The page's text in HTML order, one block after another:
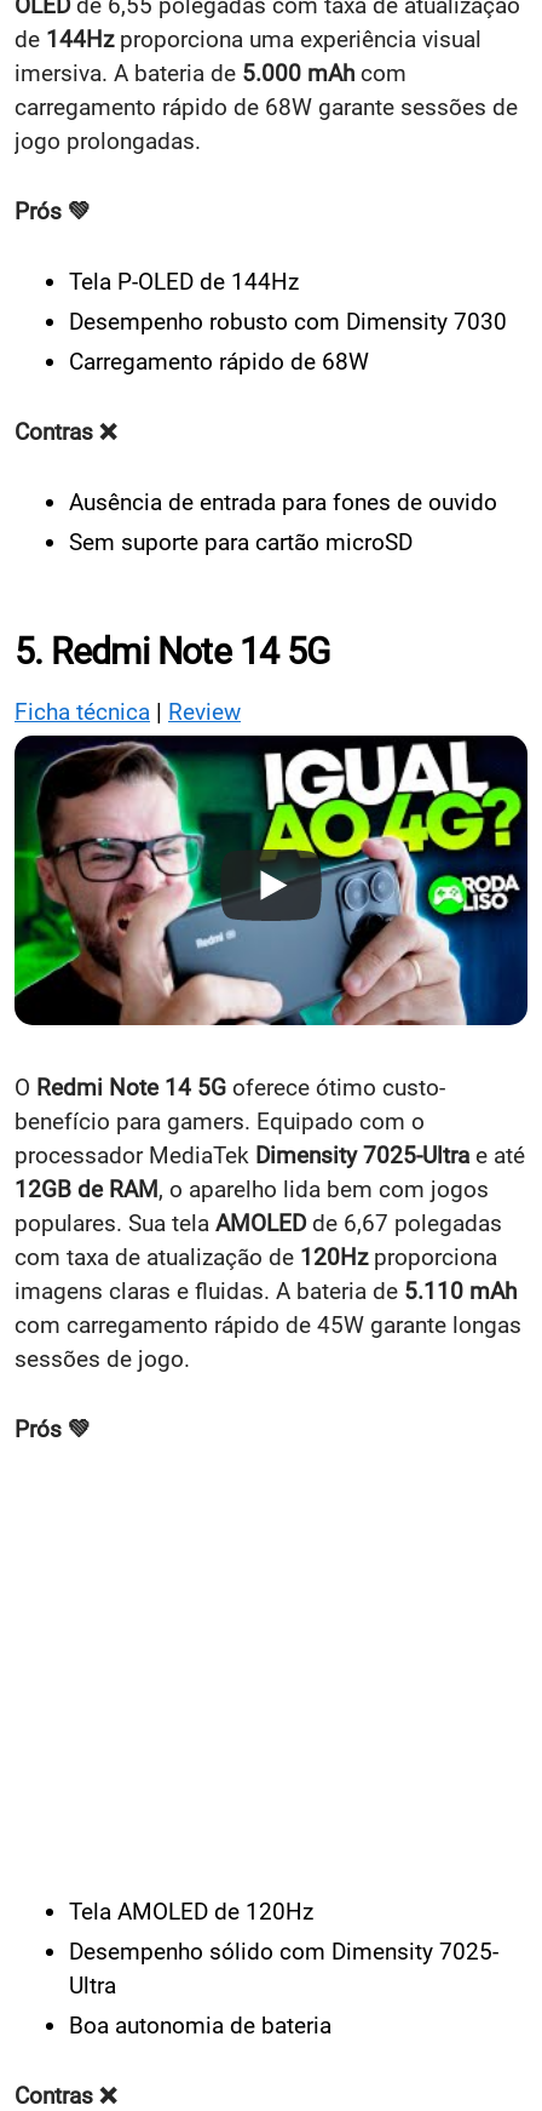
de 144Hz proporciona uma experiência visual
imersiva. A bateria de 5.000 mAh com
carregamento rápido de 68W garante sessões de
jogo prolongadas.
Prós 💚
Tela P-OLED de 144Hz
Desempenho robusto com Dimensity 7030
Carregamento rápido de 68W
Contras ❌
Ausência de entrada para fones de ouvido
Sem suporte para cartão microSD
5. Redmi Note 14 5G
Ficha técnica | Review
O Redmi Note 14 5G oferece ótimo custo-
benefício para gamers. Equipado com o
processador MediaTek Dimensity 7025-Ultra e até
12GB de RAM, o aparelho lida bem com jogos
populares. Sua tela AMOLED de 6,67 polegadas
com taxa de atualização de 120Hz proporciona
imagens claras e fluidas. A bateria de 5.110 mAh
com carregamento rápido de 45W garante longas
sessões de jogo.
Prós 💚
Tela AMOLED de 120Hz
Desempenho sólido com Dimensity 7025-
Ultra
Boa autonomia de bateria
Contras ❌